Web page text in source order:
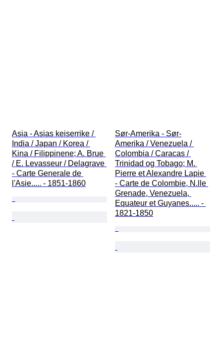
Asia - Asias keiserrike /
India / Japan / Korea /
Kina / Filippinene; A. Brue
/ E. Levasseur / Delagrave
- Carte Generale de
l'Asie..... - 1851-1860
Sør-Amerika - Sør-
Amerika / Venezuela /
Colombia / Caracas /
Trinidad og Tobago; M.
Pierre et Alexandre Lapie
- Carte de Colombie, N.lle
Grenade, Venezuela,
Equateur et Guyanes..... -
1821-1850